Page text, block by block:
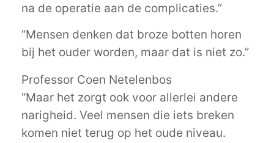
na de operatie aan de complicaties.”
“Mensen denken dat broze botten horen
bij het ouder worden, maar dat is niet zo.”
Professor Coen Netelenbos
“Maar het zorgt ook voor allerlei andere
narigheid. Veel mensen die iets breken
komen niet terug op het oude niveau.